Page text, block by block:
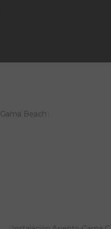
Gama Beach